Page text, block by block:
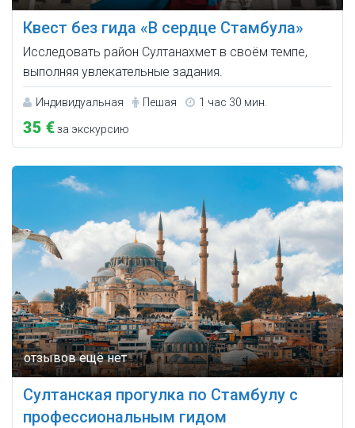
Квест без гида «В сердце Стамбула»
Исследовать район Султанахмет в своём темпе,
выполняя увлекательные задания.
Индивидуальная Пешая 1 час 30 мин.
35 €за экскурсию
Султанская прогулка по Стамбулу с
профессиональным гидом